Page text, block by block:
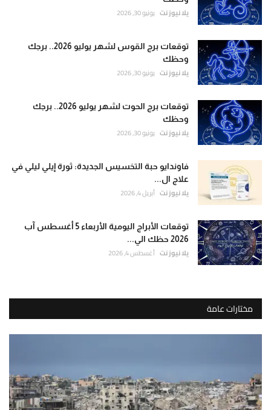
يلا نيوز نت يونيو 30, 2026
توقعات برج القوس لشهر يوليو 2026.. برجك
وحظك
يلا نيوز نت يونيو 30, 2026
توقعات برج الحوت لشهر يوليو 2026.. برجك
وحظك
يلا نيوز نت يونيو 30, 2026
فاوندايو حبة التخسيس الجديدة: ثورة إيلي ليلي في
علاج ال...
يلا نيوز نت أبريل 4, 2026
توقعات الأبراج اليومية الأربعاء 5 أغسطس آب
2026 حظك الي...
يلا نيوز نت أغسطس 4, 2026
مختارات عامة